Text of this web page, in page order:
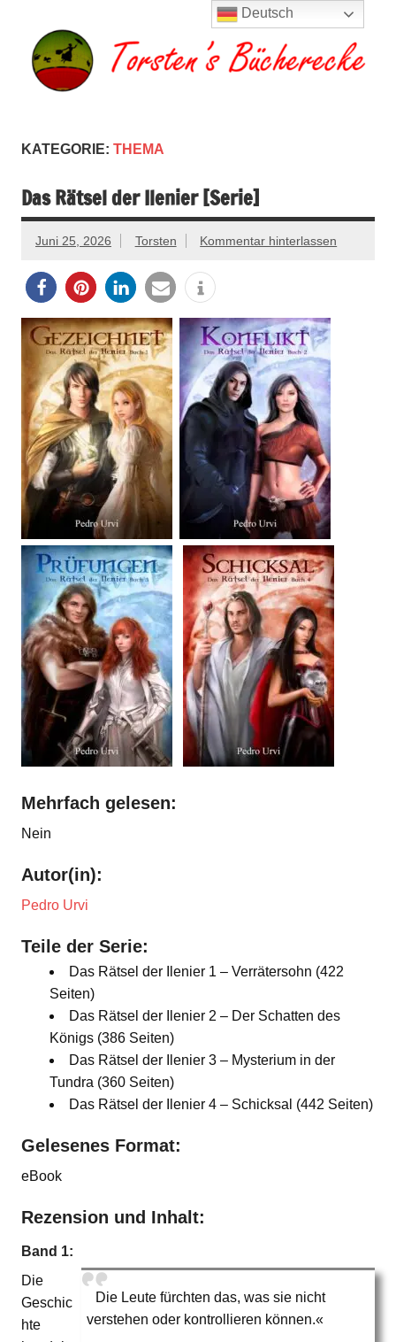
springen
KATEGORIE: THEMA
Das Rätsel der Ilenier [Serie]
Juni 25, 2026 Torsten Kommentar hinterlassen
Mehrfach gelesen:
Nein
Autor(in):
Pedro Urvi
Teile der Serie:
Das Rätsel der Ilenier 1 – Verrätersohn (422
Seiten)
Das Rätsel der Ilenier 2 – Der Schatten des
Königs (386 Seiten)
Das Rätsel der Ilenier 3 – Mysterium in der
Tundra (360 Seiten)
Das Rätsel der Ilenier 4 – Schicksal (442 Seiten)
Gelesenes Format:
eBook
Rezension und Inhalt:
Band 1:
Die Leute fürchten das, was sie nicht
verstehen oder kontrollieren können.«
Die
Geschic
hte
Deutsch